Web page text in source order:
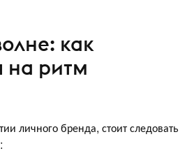
как
на ритм
личного бренда, стоит следовать